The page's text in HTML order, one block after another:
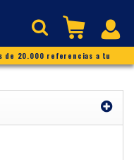
de 20.000 referencias a tu